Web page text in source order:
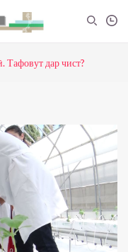
Тафовут дар чист?